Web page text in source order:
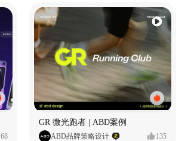
68
GR 微光跑者 | ABD案例
ABD品牌策略设计 135